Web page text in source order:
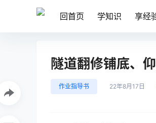
回首页 学知识 享经
隧道翻修铺底、
作业指导书 22年8月17日